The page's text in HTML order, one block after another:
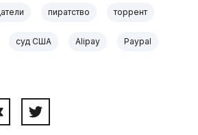
пиратство торрент
суд США Alipay Paypal